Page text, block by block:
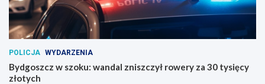
POLICJA WYDARZENIA
Bydgoszcz w szoku: wandal zniszczył rowery za 30 tysięcy
złotych